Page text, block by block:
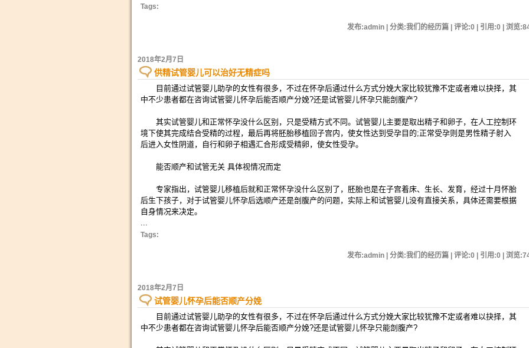
Tags:
发布:admin | 分类:我们的经历篇 | 评论:0 | 引用:0 | 浏览:
2018年2月7日
供精试管婴儿可以治好无精症吗
目前通过试管婴儿助孕的女性有很多，不过在怀孕后通过什么方式分娩大家比较犹豫不定或者难以抉择，其
中不少患者都在咨询试管婴儿怀孕后能否顺产分娩?还是试管婴儿怀孕只能剖腹产?
其实试管婴儿和正常怀孕没什么区别，只是受精方式不同。试管婴儿主要是取出精子和卵子，在人工控制环
境下使其完成结合受精的过程，最后再将胚胎移植回子宫内，使女性达到受孕目的;正常受孕则是男性精子射入
后进入女性阴道，自行和卵子相遇汇合形成受精卵，使女性受孕。
能否顺产和试管无关 具体视情况而定
专家指出，试管婴儿移植后就和正常怀孕没什么区别了，胚胎也是在子宫着床、生长、发育，经过十月怀胎
后生下孩子，对于试管婴儿怀孕后选顺产还是剖腹产的问题，实际上和试管婴儿没有直接关系，具体还需要根据
自身情况来决定。
...
Tags:
发布:admin | 分类:我们的经历篇 | 评论:0 | 引用:0 | 浏览:
2018年2月7日
试管婴儿怀孕后能否顺产分娩
目前通过试管婴儿助孕的女性有很多，不过在怀孕后通过什么方式分娩大家比较犹豫不定或者难以抉择，其
中不少患者都在咨询试管婴儿怀孕后能否顺产分娩?还是试管婴儿怀孕只能剖腹产?